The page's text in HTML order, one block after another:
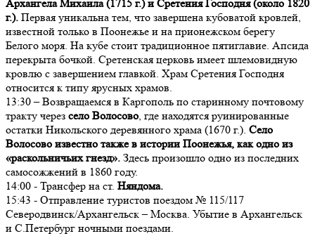
Архангела Михаила (1715 г.) и Сретения Господня (около 1820
г.). Первая уникальна тем, что завершена кубоватой кровлей,
известной только в Поонежье и на прионежском берегу
Белого моря. На кубе стоит традиционное пятиглавие. Апсида
перекрыта бочкой. Сретенская церковь имеет шлемовидную
кровлю с завершением главкой. Храм Сретения Господня
относится к типу ярусных храмов.
13:30 – Возвращаемся в Каргополь по старинному почтовому
тракту через село Волосово, где находятся руинированные
остатки Никольского деревянного храма (1670 г.). Село
Волосово известно также в истории Поонежья, как одно из
«раскольничьих гнезд». Здесь произошло одно из последних
самосожжений в 1860 году.
14:00 - Трансфер на ст. Няндома.
15:43 - Отправление туристов поездом № 115/117
Северодвинск/Архангельск – Москва. Убытие в Архангельск
и С.Петербург ночными поездами.